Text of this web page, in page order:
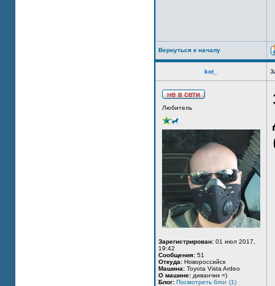
Вернуться к началу
kot_
Любитель
Зарегистрирован: 01 июл 2017,
19:42
Сообщения: 51
Откуда: Новороссийск
Машина: Toyota Vista Ardeo
О машине: диванчик =)
Блог: Посмотреть блог (1)